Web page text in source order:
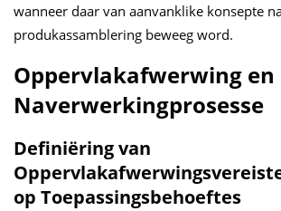
wanneer daar van aanvanklike konsepte
produkassamblering beweeg word.
Oppervlakafwerwing en
Naverwerkingprosesse
Definiëring van
op Toepassingsbehoeftes